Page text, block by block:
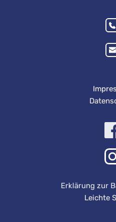
Erklärung zur
Leichte